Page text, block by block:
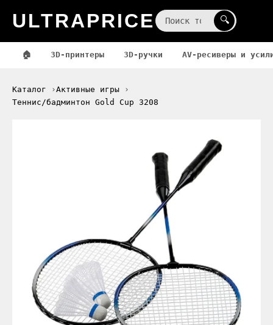
ULTRAPRICE 🔍
🏠 3D-принтеры 3D-ручки AV-ресиверы и
Каталог
Активные игры
Теннис/бадминтон Gold Cup 3208